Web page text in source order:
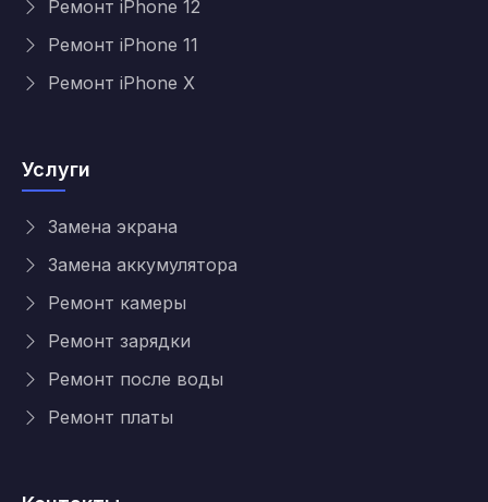
Ремонт iPhone 12
Ремонт iPhone 11
Ремонт iPhone X
Услуги
Замена экрана
Замена аккумулятора
Ремонт камеры
Ремонт зарядки
Ремонт после воды
Ремонт платы